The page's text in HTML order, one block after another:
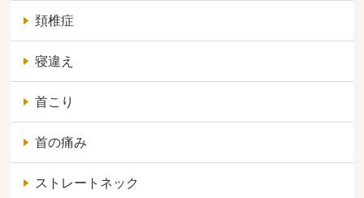
頚椎症
寝違え
首こり
首の痛み
ストレートネック